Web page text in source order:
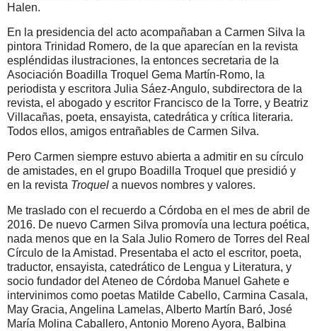
Halen.
En la presidencia del acto acompañaban a Carmen Silva la
pintora Trinidad Romero, de la que aparecían en la revista
espléndidas ilustraciones, la entonces secretaria de la
Asociación Boadilla Troquel Gema Martín-Romo, la
periodista y escritora Julia Sáez-Angulo, subdirectora de la
revista, el abogado y escritor Francisco de la Torre, y Beatriz
Villacañas, poeta, ensayista, catedrática y crítica literaria.
Todos ellos, amigos entrañables de Carmen Silva.
Pero Carmen siempre estuvo abierta a admitir en su círculo
de amistades, en el grupo Boadilla Troquel que presidió y
en la revista Troquel a nuevos nombres y valores.
Me traslado con el recuerdo a Córdoba en el mes de abril de
2016. De nuevo Carmen Silva promovía una lectura poética,
nada menos que en la Sala Julio Romero de Torres del Real
Círculo de la Amistad. Presentaba el acto el escritor, poeta,
traductor, ensayista, catedrático de Lengua y Literatura, y
socio fundador del Ateneo de Córdoba Manuel Gahete e
intervinimos como poetas Matilde Cabello, Carmina Casala,
May Gracia, Angelina Lamelas, Alberto Martín Baró, José
María Molina Caballero, Antonio Moreno Ayora, Balbina